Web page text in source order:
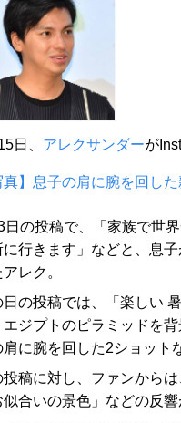
日、 アレクサンダーが
真】息子の肩に腕を回し
日の投稿で、「家族で世
に行きます」などと、息
レク。
日の投稿では、「楽しい
エジプトのピラミッドを背
に腕を回した2ショット
投稿に対し、ファンから
似合いの景色」などの反響